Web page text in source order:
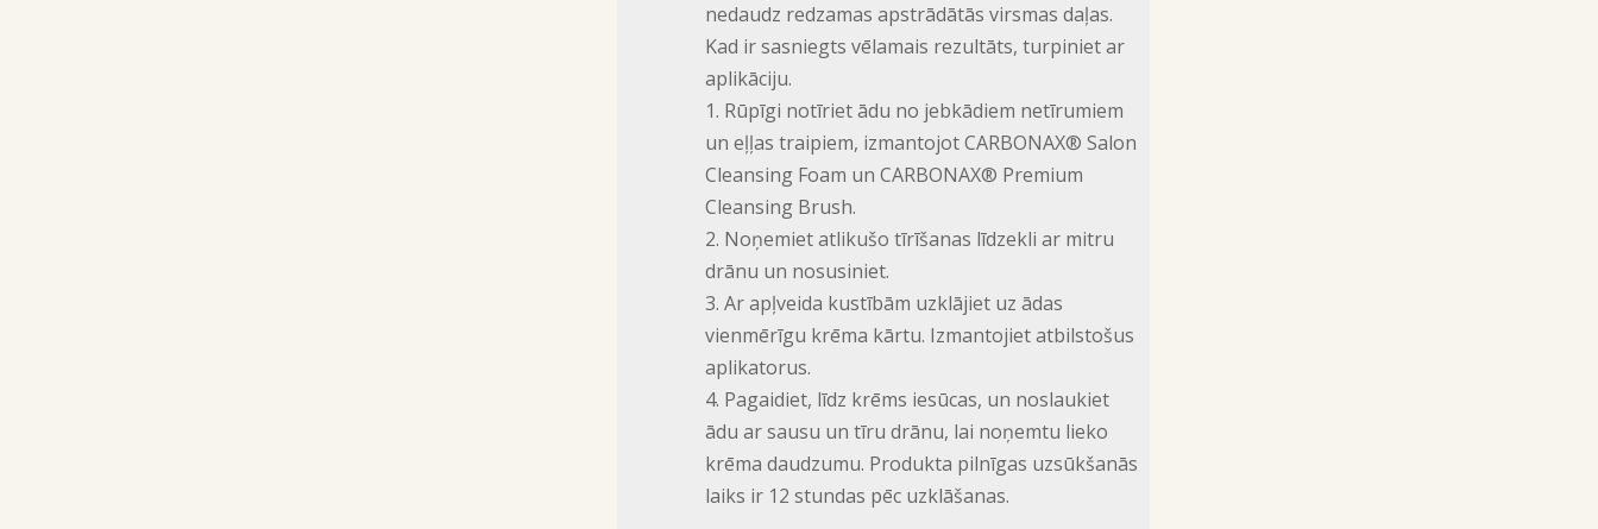
nedaudz redzamas apstrādātās virsmas daļas.
Kad ir sasniegts vēlamais rezultāts, turpiniet ar
aplikāciju.
1. Rūpīgi notīriet ādu no jebkādiem netīrumiem
un eļļas traipiem, izmantojot CARBONAX® Salon
Cleansing Foam un CARBONAX® Premium
Cleansing Brush.
2. Noņemiet atlikušo tīrīšanas līdzekli ar mitru
drānu un nosusiniet.
3. Ar apļveida kustībām uzklājiet uz ādas
vienmērīgu krēma kārtu. Izmantojiet atbilstošus
aplikatorus.
4. Pagaidiet, līdz krēms iesūcas, un noslaukiet
ādu ar sausu un tīru drānu, lai noņemtu lieko
krēma daudzumu. Produkta pilnīgas uzsūkšanās
laiks ir 12 stundas pēc uzklāšanas.